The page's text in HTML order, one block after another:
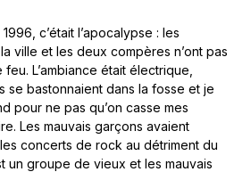
c’était l’apocalypse : les
ville et les deux compères n’ont pas
L’ambiance était électrique,
se bastonnaient dans la fosse et je
pour ne pas qu’on casse mes
Les mauvais garçons avaient
concerts de rock au détriment du
un groupe de vieux et les mauvais